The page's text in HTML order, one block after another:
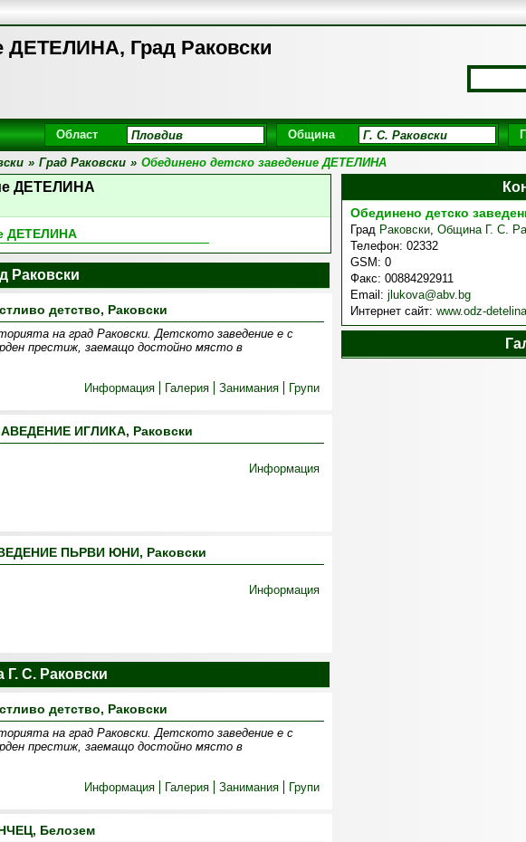
ДЕТЕЛИНА, Град Раковски
Област Община
» Град Раковски » Обединено детско заведение ДЕТЕЛИНА
ДЕТЕЛИНА
ДЕТЕЛИНА
Обединено детско
Град Раковски, Община Г. С.
Телефон: 02332
GSM: 0
Факс: 00884292911
Email: jlukova@abv.bg
Интернет сайт: www.odz-
Раковски
детство, Раковски
на град Раковски. Детското заведение е с
престиж, заемащо достойно място в
Информация
Галерия Занимания Групи
ИГЛИКА, Раковски
Информация
ПЬРВИ ЮНИ, Раковски
Информация
С. Раковски
детство, Раковски
на град Раковски. Детското заведение е с
престиж, заемащо достойно място в
Информация
Галерия Занимания Групи
Белозем